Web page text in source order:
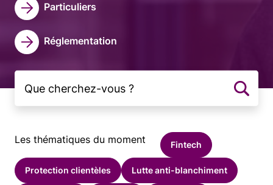
Particuliers
Réglementation
Les thématiques du moment Fintech
Protection clientèles Lutte anti-blanchiment